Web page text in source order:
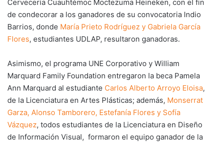
Cervecería Cuauhtémoc Moctezuma Heineken, con el fin
de condecorar a los ganadores de su convocatoria Indio
Barrios, donde María Prieto Rodríguez y Gabriela García
Flores, estudiantes UDLAP, resultaron ganadoras.
Asimismo, el programa UNE Corporativo y William
Marquard Family Foundation entregaron la beca Pamela
Ann Marquard al estudiante Carlos Alberto Arroyo Eloisa,
de la Licenciatura en Artes Plásticas; además, Monserrat
Garza, Alonso Tamborero, Estefanía Flores y Sofía
Vázquez, todos estudiantes de la Licenciatura en Diseño
de Información Visual, formaron el equipo ganador de la